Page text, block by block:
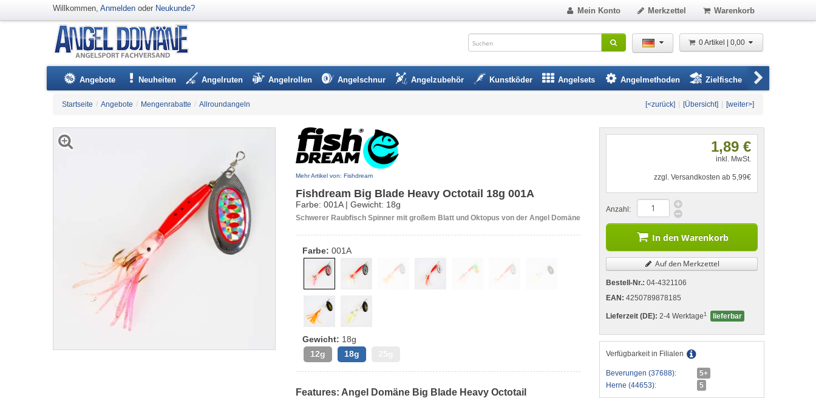
Willkommen, Anmelden oder Neukunde? Mein Konto Merkzettel Warenkorb
0 Artikel | 0,00
Angebote Neuheiten Angelruten Angelrollen Angelschnur Angelzubehör Kunstköder Angelsets Angelmethoden Zielfische
Startseite / Angebote / Mengenrabatte / Allroundangeln [<zurück] [Übersicht] [weiter>]
Mehr Artikel von: Fishdream
Fishdream Big Blade Heavy Octotail 18g 001A
Farbe: 001A | Gewicht: 18g
Schwerer Raubfisch Spinner mit großem Blatt und Oktopus von der Angel Domäne
Farbe: 001A
Gewicht: 18g
12g 18g 25g
Features: Angel Domäne Big Blade Heavy Octotail
1,89 €
inkl. MwSt.
zzgl. Versandkosten ab 5,99€
Anzahl:
In den Warenkorb
Auf den Merkzettel
Bestell-Nr.: 04-4321106
EAN: 4250789878185
Lieferzeit (DE): 2-4 Werktage 1 lieferbar
Verfügbarkeit in Filialen
Beverungen (37688):
5+
Herne (44653):
5